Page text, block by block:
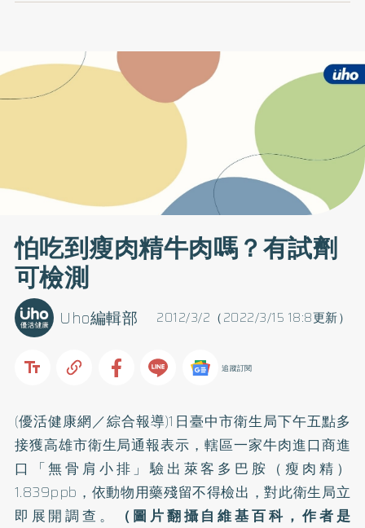
怕吃到瘦肉精牛肉嗎？有試劑
可檢測
2012/3/2（2022/3/15 18:8更新）
Uho編輯部
追蹤訂閱
(優活健康網／綜合報導)1日臺中市衛生局下午五點多
接獲高雄市衛生局通報表示，轄區一家牛肉進口商進
口「無骨肩小排」驗出萊客多巴胺（瘦肉精）
1.839ppb，依動物用藥殘留不得檢出，對此衛生局立
即展開調查。
（圖片翻攝自維基百科，作者是